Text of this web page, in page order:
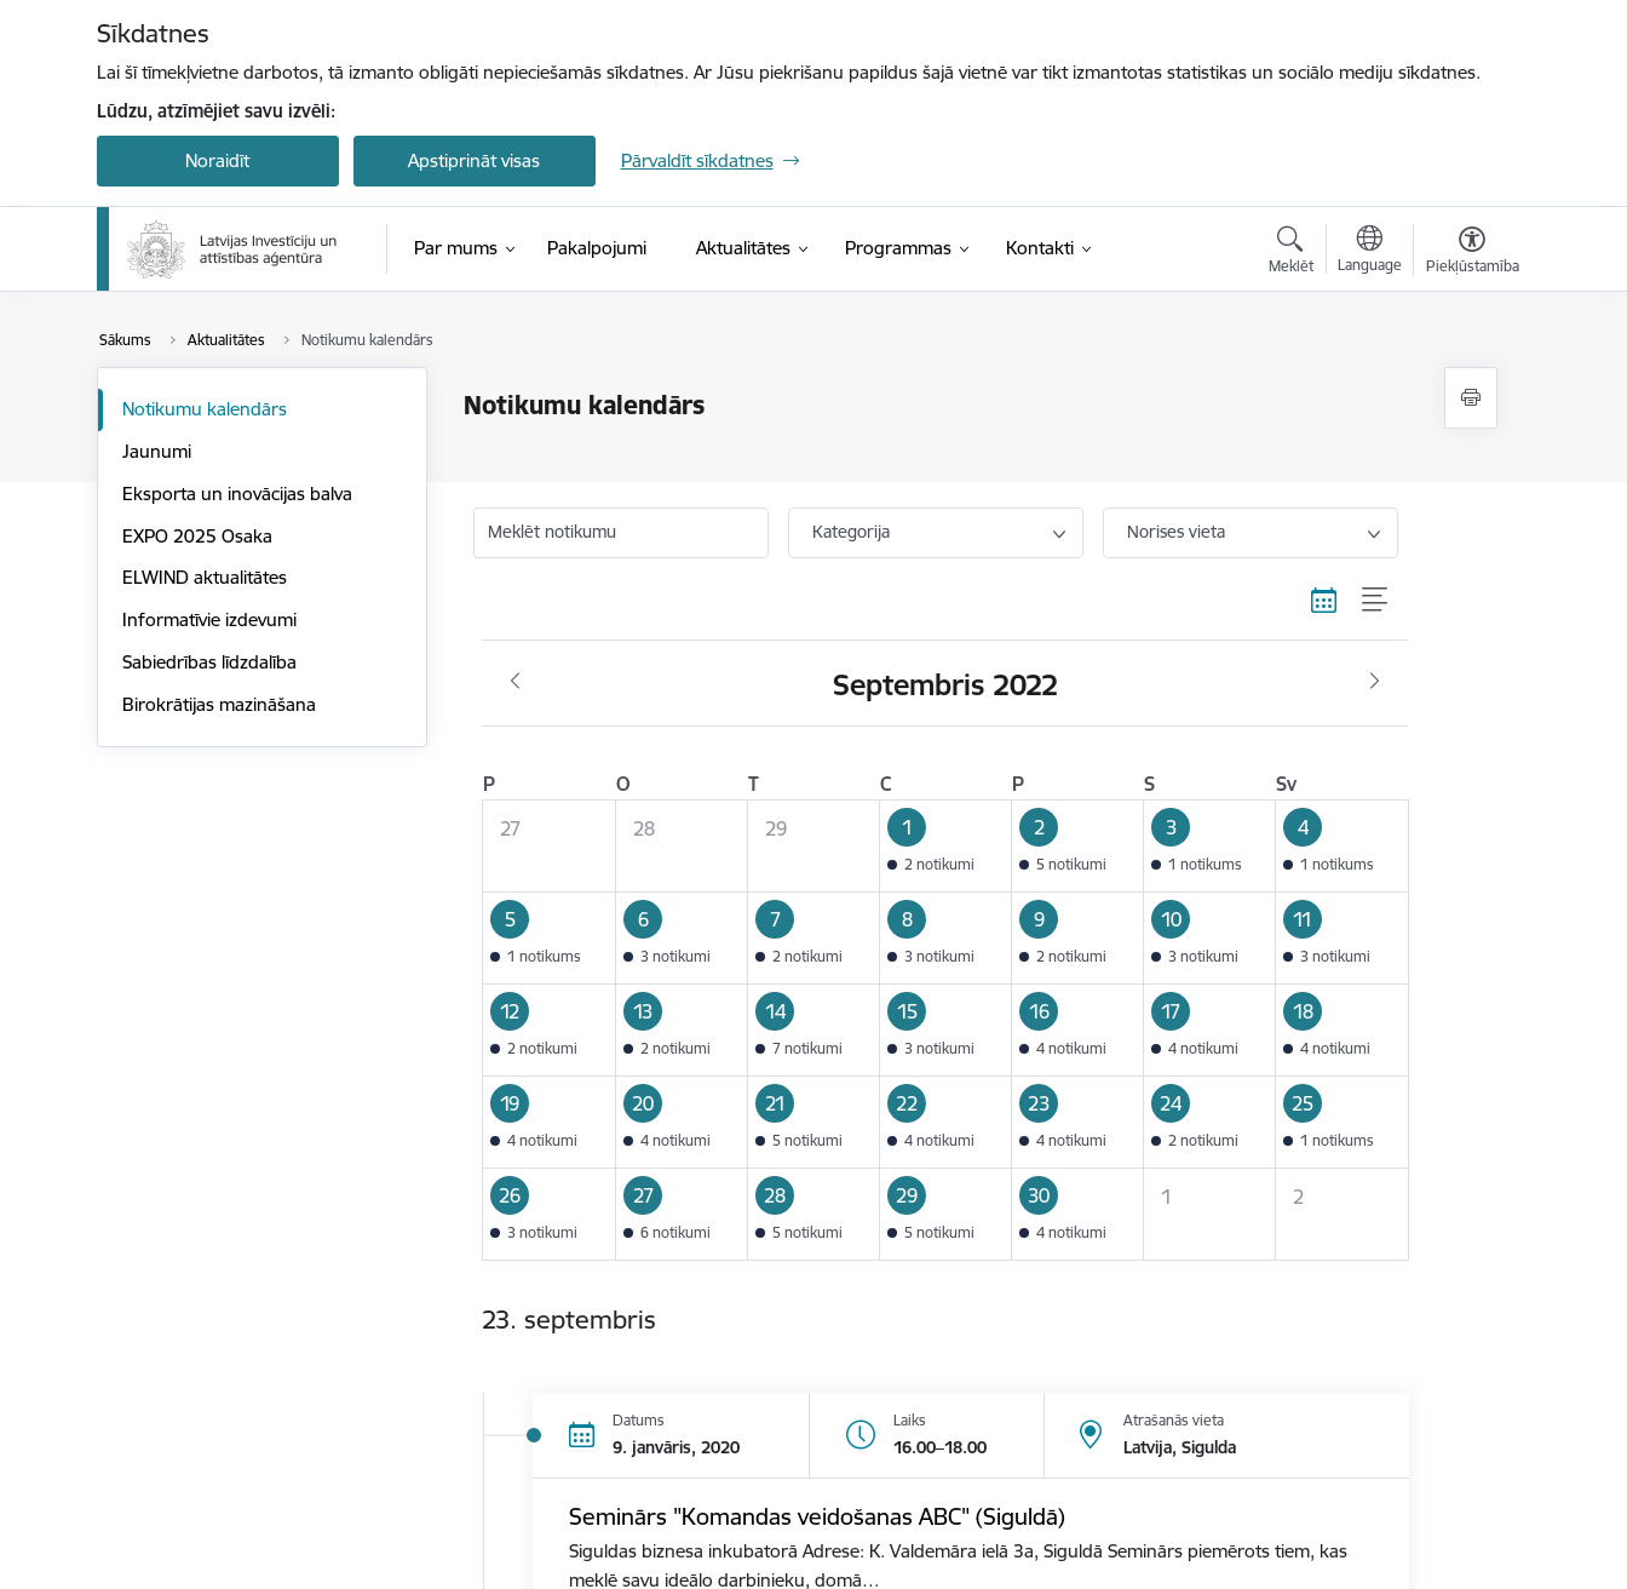
Sīkdatnes
Lai šī tīmekļvietne darbotos, tā izmanto obligāti nepieciešamās sīkdatnes. Ar Jūsu piekrišanu papildus šajā vietnē var tikt izmantotas statistikas un sociālo mediju sīkdatnes.
Lūdzu, atzīmējiet savu izvēli:
Noraidīt Apstiprināt visas Pārvaldīt sīkdatnes
Par mums Pakalpojumi Aktualitātes Programmas Kontakti
Meklēt Language Piekļūstamība
Sākums Aktualitātes Notikumu kalendārs
Notikumu kalendārs
Notikumu kalendārs
Jaunumi
Eksporta un inovācijas balva
EXPO 2025 Osaka
ELWIND aktualitātes
Informatīvie izdevumi
Sabiedrības līdzdalība
Birokrātijas mazināšana
Meklēt notikumu Kategorija Norises vieta
Septembris 2022
P O T C P S
Sv
27
28 29 1
2 notikumi
2
5 notikumi
3
1 notikums
4
1 notikums
5
1 notikums
6
3 notikumi
7
2 notikumi
8
3 notikumi
9
2 notikumi
10
3 notikumi
11
3 notikumi
12
2 notikumi
13
2 notikumi
14
7 notikumi
15
3 notikumi
16
4 notikumi
17
4 notikumi
18
4 notikumi
19
4 notikumi
20
4 notikumi
21
5 notikumi
22
4 notikumi
23
4 notikumi
24
2 notikumi
25
1 notikums
26
3 notikumi
27
6 notikumi
28
5 notikumi
29
5 notikumi
30
4 notikumi
1 2
23. septembris
Datums
9. janvāris, 2020
Laiks
16.00–18.00
Atrašanās vieta
Latvija, Sigulda
Seminārs "Komandas veidošanas ABC" (Siguldā)
Siguldas biznesa inkubatorā Adrese: K. Valdemāra ielā 3a, Siguldā Seminārs piemērots tiem, kas
meklē savu ideālo darbinieku, domā…